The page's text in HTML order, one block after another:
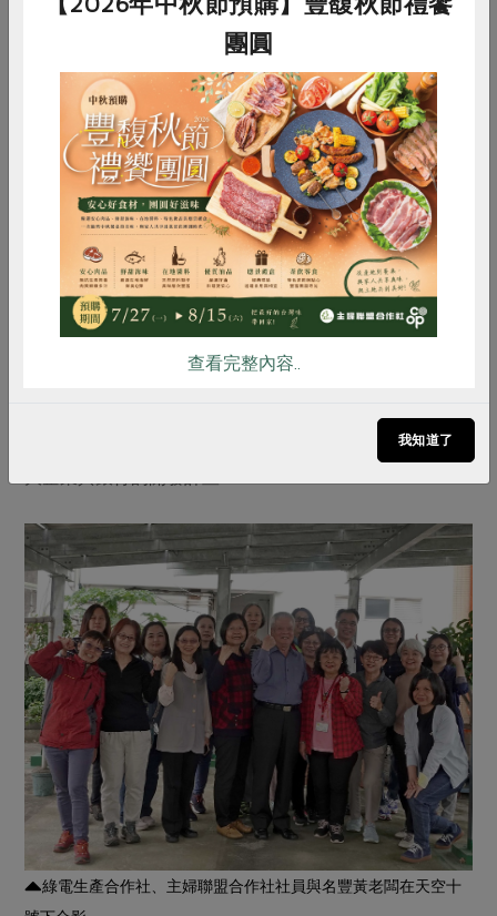
身為名豐大家長，「惜情」的黃老闆也回憶起自己與大家
胼手胝足一起打拚的過往點滴，「如果沒有主婦聯盟這群
人，我的人生不會這麼精采，當時綠主張（公司）做共同
購買是不可能的任務，現在用共同購買的力量，綠電（合
作社）一定要做起來。」時任主婦聯盟合作社代理總經理
（現為財務部經理）的莊碧琴也是綠電合作社社員，她希
望兩社的社員一起思考如何進行更多的社間合作行動。
公民電廠最困難的是與屋主溝通的過程，「除了大家不熟
悉公民電廠的概念之外，都市最常見的集合式住宅、公寓
由於產權分散，住戶意見整合困難，目前綠電合作社洽談
都未能成功。」萬蓓琳表示。為了讓更多民眾理解公民電
與其他民間能源合作社保持密切的社間交流，期待有更多
公私部門、生產者、公民加入，讓再生能源的發展不只是
綠電生產合作社、主婦聯盟合作社社員與名豐黃老闆在天空十
惜食 RPET 食譜 減硝酸鹽
雞蛋 食安 共同購買
團圓
查看完整內容..
我知道了